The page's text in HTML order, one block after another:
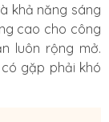
khả năng sáng
cao cho công
luôn rộng mở.
gặp phải khó